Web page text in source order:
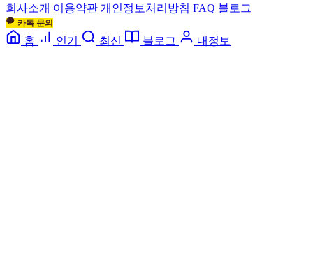
회사소개 이용약관 개인정보처리방침 FAQ 블로그
카톡 문의
홈 인기 최신 블로그 내정보